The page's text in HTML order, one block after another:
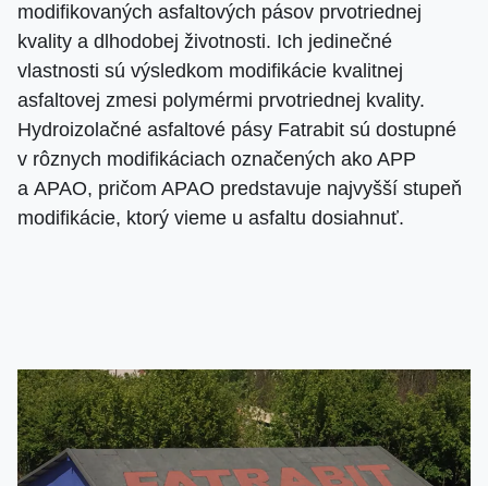
modifikovaných asfaltových pásov prvotriednej
kvality a dlhodobej životnosti. Ich jedinečné
vlastnosti sú výsledkom modifikácie kvalitnej
asfaltovej zmesi polymérmi prvotriednej kvality.
Hydroizolačné asfaltové pásy Fatrabit sú dostupné
v rôznych modifikáciach označených ako APP
a APAO, pričom APAO predstavuje najvyšší stupeň
modifikácie, ktorý vieme u asfaltu dosiahnuť.